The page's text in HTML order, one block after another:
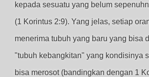
kepada sesuatu yang belum
(1 Korintus 2:9). Yang jelas, setiap
menerima tubuh yang baru yang bisa
"tubuh kebangkitan" yang kondisinya
bisa merosot (bandingkan dengan 1